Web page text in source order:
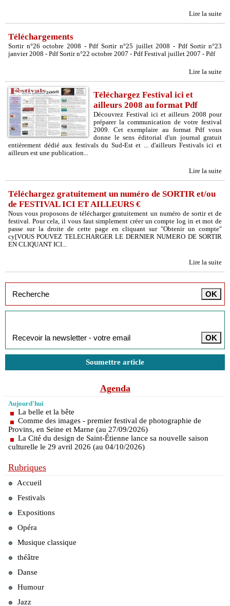
Lire la suite
Téléchargements
Sortir n°26 octobre 2008 - Pdf Sortir n°25 juillet 2008 - Pdf Sortir n°23
janvier 2008 - Pdf Sortir n°22 octobre 2007 - Pdf Festival juillet 2007 - Pdf
Lire la suite
Téléchargez Festival ici et
ailleurs 2008 au format Pdf
Découvrez Festival ici et ailleurs 2008 pour
préparer la communication de votre festival
2009. Cet exemplaire au format Pdf vous
donne le sens éditorial d'un journal gratuit
entièrement dédié aux festivals du Sud-Est et ... d'ailleurs Festivals ici et
ailleurs est une publication...
Lire la suite
Téléchargez gratuitement un numéro de SORTIR et/ou
de FESTIVAL ICI ET AILLEURS €
Nous vous proposons de télécharger gratuitement un numéro de sortir et de
festival. Pour cela, il vous faut simplement créer un compte log in et mot de
passe sur la droite de cette page en cliquant sur "Obtenir un compte"
cy[VOUS POUVEZ TELECHARGER LE DERNIER NUMERO DE SORTIR
EN CLIQUANT ICI...
Lire la suite
Soumettre article
Agenda
Aujourd'hui
La belle et la bête
Comme des images - premier festival de photographie de
Provins, en Seine et Marne (au 27/09/2026)
La Cité du design de Saint-Étienne lance sa nouvelle saison
culturelle le 29 avril 2026 (au 04/10/2026)
Rubriques
Accueil
Festivals
Expositions
Opéra
Musique classique
théâtre
Danse
Humour
Jazz